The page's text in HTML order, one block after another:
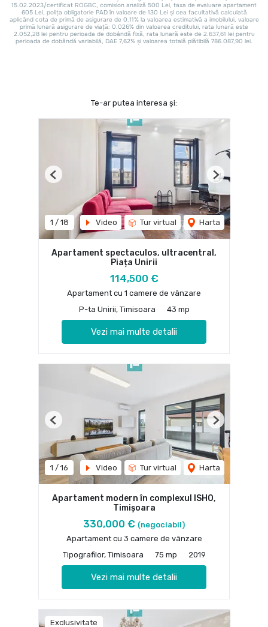
Te-ar putea interesa și:
1 / 18 Video Tur virtual Harta
Previous Next
Apartament spectaculos, ultracentral,
Piața Unirii
114,500 €
Apartament cu 1 camere de vânzare
P-ta Unirii, Timisoara
43 mp
Vezi mai multe detalii
1 / 16 Video Tur virtual Harta
Previous Next
Apartament modern în complexul ISHO,
Timișoara
330,000 € (negociabil)
Apartament cu 3 camere de vânzare
Tipografilor, Timisoara
75 mp 2019
Vezi mai multe detalii
Exclusivitate